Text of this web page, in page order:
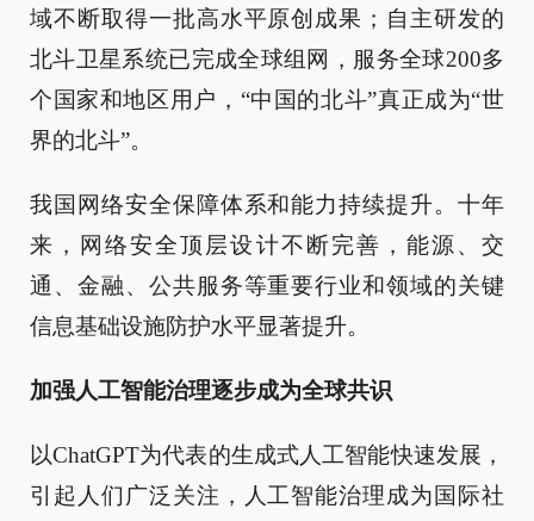
域不断取得一批高水平原创成果；自主研发的
北斗卫星系统已完成全球组网，服务全球200多
个国家和地区用户，“中国的北斗”真正成为“世
界的北斗”。
我国网络安全保障体系和能力持续提升。十年
来，网络安全顶层设计不断完善，能源、交
通、金融、公共服务等重要行业和领域的关键
信息基础设施防护水平显著提升。
加强人工智能治理逐步成为全球共识
以ChatGPT为代表的生成式人工智能快速发展，
引起人们广泛关注，人工智能治理成为国际社